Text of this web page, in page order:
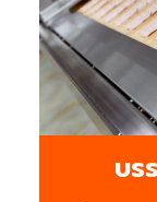
บร